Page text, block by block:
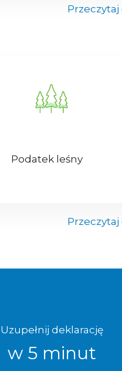
Podatek leśny
Uzupełnij deklarację
w 5 minut